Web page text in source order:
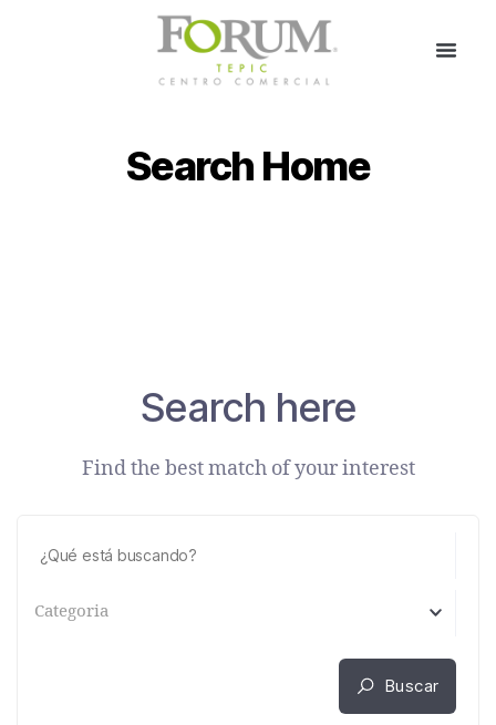
Search Home
Search here
Find the best match of your interest
Categoria
Buscar